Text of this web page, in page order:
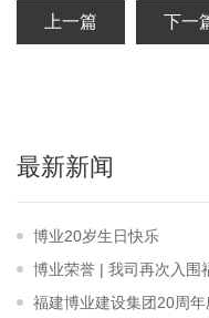
上一篇 下一
最新新闻
博业20岁生日快乐
博业荣誉 | 我司再次入围
福建博业建设集团20周